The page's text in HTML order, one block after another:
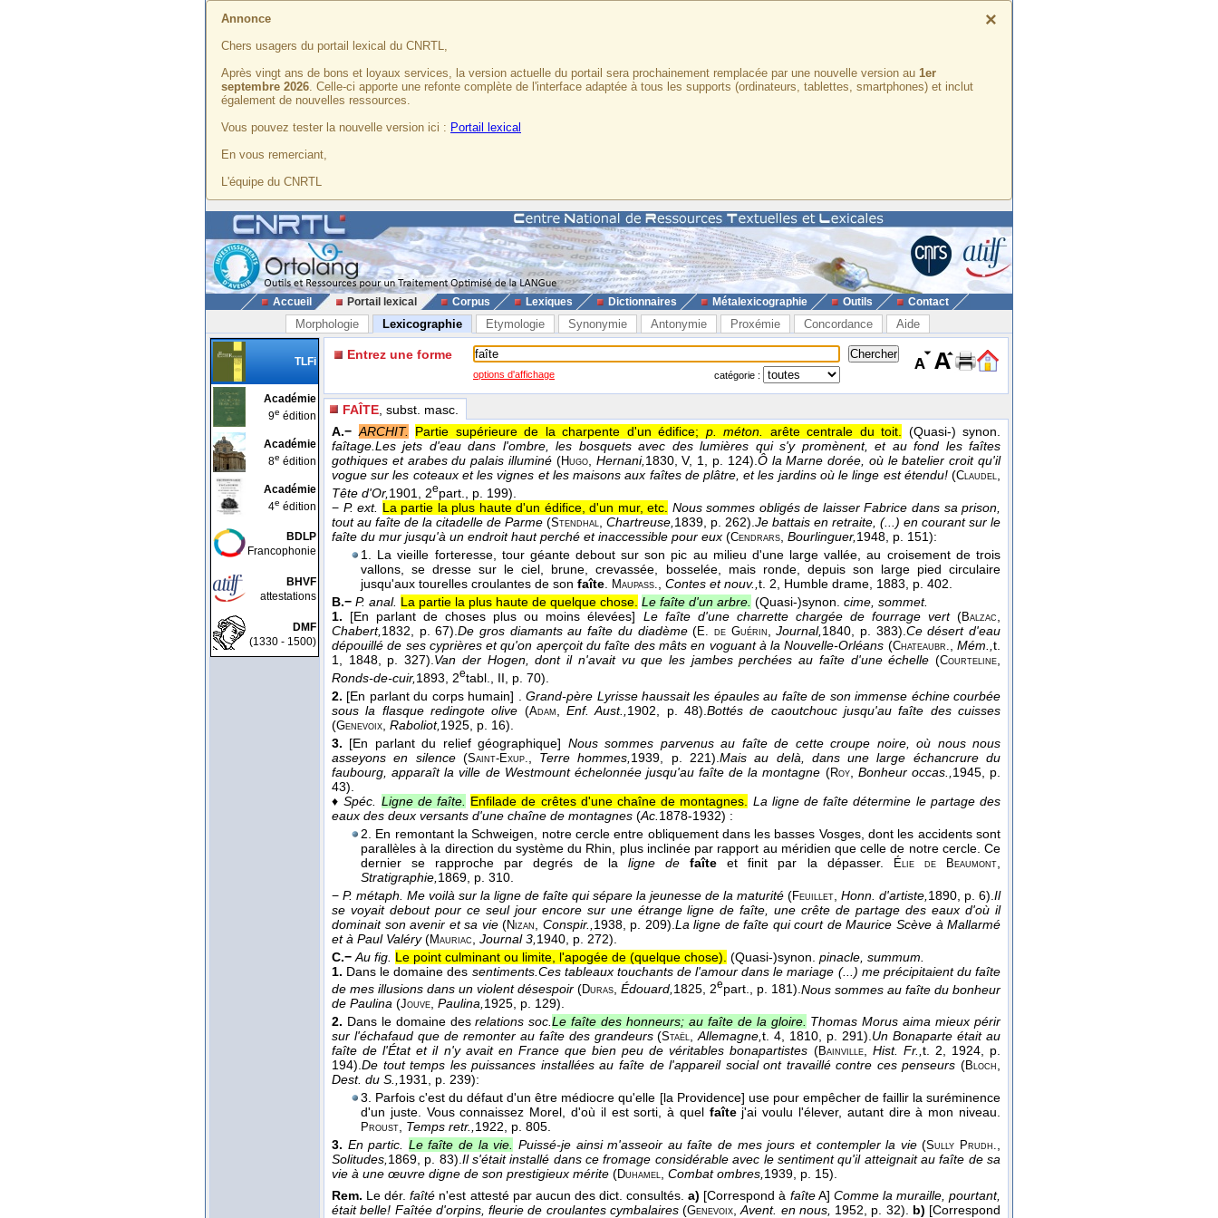
×
Annonce
Chers usagers du portail lexical du CNRTL,
Après vingt ans de bons et loyaux services, la version actuelle du portail sera prochainement remplacée par une nouvelle version au 1er
septembre 2026. Celle-ci apporte une refonte complète de l'interface adaptée à tous les supports (ordinateurs, tablettes, smartphones) et inclut
également de nouvelles ressources.
Vous pouvez tester la nouvelle version ici : Portail lexical
En vous remerciant,
L'équipe du CNRTL
Accueil Portail lexical Corpus Lexiques Dictionnaires Métalexicographie Outils Contact
Morphologie Lexicographie Etymologie Synonymie Antonymie Proxémie Concordance Aide
TLFi
Académie
9e édition
Académie
8e édition
Académie
4e édition
BDLP
Francophonie
BHVF
attestations
DMF
(1330 - 1500)
Entrez une forme
options d'affichage catégorie :
FAÎTE , subst. masc.
A.− ARCHIT. Partie supérieure de la charpente d'un édifice; p. méton. arête centrale du toit. (Quasi-) synon.
faîtage.Les jets d'eau dans l'ombre, les bosquets avec des lumières qui s'y promènent, et au fond les faîtes
gothiques et arabes du palais illuminé(Hugo, Hernani,1830, V, 1, p. 124).Ô la Marne dorée, où le batelier croit qu'il
vogue sur les coteaux et les vignes et les maisons aux faîtes de plâtre, et les jardins où le linge est étendu!(Claudel,
Tête d'Or, 1901 , 2epart., p. 199).
− P. ext. La partie la plus haute d'un édifice, d'un mur, etc. Nous sommes obligés de laisser Fabrice dans sa prison,
tout au faîte de la citadelle de Parme (Stendhal Chartreuse, 1839 , p. 262). Je battais en retraite, (...) en courant sur le
faîte du mur jusqu'à un endroit haut perché et inaccessible pour eux (Cendrars Bourlinguer, 1948 , p. 151):
1. La vieille forteresse, tour géante debout sur son pic au milieu d'une large vallée, au croisement de trois
vallons, se dresse sur le ciel, brune, crevassée, bosselée, mais ronde, depuis son large pied circulaire
jusqu'aux tourelles croulantes de son faîte Maupass. Contes et nouv., t. 2, Humble drame , 1883 , p. 402.
B.− P. anal. La partie la plus haute de quelque chose. Le faîte d'un arbre. (Quasi-)synon. cime, sommet.
1.
[En parlant de choses plus ou moins élevées] Le faîte d'une charrette chargée de fourrage vert(Balzac
Chabert, 1832 , p. 67).De gros diamants au faîte du diadème(E. de Guérin ,Journal, 1840 , p. 383). Ce désert d'eau
dépouillé de ses cyprières et qu'on aperçoit du faîte des mâts en voguant à la Nouvelle-Orléans (Chateaubr. ,Mém.,t.
1
, 1848, p. 327). Van der Hogen, dont il n'avait vu que les jambes perchées au faîte d'une échelle (Courteline
Ronds-de-cuir, 1893 , 2etabl., II, p. 70).
2. [En parlant du corps humain] .Grand-père Lyrisse haussait les épaules au faîte de son immense échine courbée
sous la flasque redingote olive (Adam ,Enf. Aust., 1902 , p. 48).Bottés de caoutchouc jusqu'au faîte des cuisses
(Genevoix Raboliot, 1925 , p. 16).
3. [En parlant du relief géographique] Nous sommes parvenus au faîte de cette croupe noire, où nous nous
asseyons en silence(Saint-Exup. Terre hommes, 1939 , p. 221).Mais au delà, dans une large échancrure du
faubourg, apparaît la ville de Westmount échelonnée jusqu'au faîte de la montagne (Roy, Bonheur occas., 1945, p.
43).
♦Spéc. Ligne de faîte. Enfilade de crêtes d'une chaîne de montagnes.
La ligne de faîte détermine le partage des
eaux des deux versants d'une chaîne de montagnes (Ac. 1878-1932) :
2. En remontant la Schweigen, notre cercle entre obliquement dans les basses Vosges, dont les accidents sont
parallèles à la direction du système du Rhin, plus inclinée par rapport au méridien que celle de notre cercle. Ce
dernier se rapproche par degrés de la ligne defaîte et finit par la dépasser. Élie de Beaumont
Stratigraphie, 1869 , p. 310.
− P. métaph. Me voilà sur la ligne de faîte qui sépare la jeunesse de la maturité (Feuillet Honn. d'artiste, 1890 , p. 6). Il
se voyait debout pour ce seul jour encore sur une étrange ligne de faîte, une crête de partage des eaux d'où il
dominait son avenir et sa vie(Nizan Conspir., 1938, p. 209). La ligne de faîte qui court de Maurice Scève à Mallarmé
et à Paul Valéry(Mauriac Journal 3, 1940 , p. 272).
C.− Au fig. Le point culminant ou limite, l'apogée de (quelque chose). (Quasi-)synon. pinacle, summum.
1. Dans le domaine des sentiments. Ces tableaux touchants de l'amour dans le mariage (...) me précipitaient du faîte
de mes illusions dans un violent désespoir (Duras, Édouard,1825, 2epart., p. 181).Nous sommes au faîte du bonheur
de Paulina (Jouve, Paulina,1925, p. 129).
2. Dans le domaine desrelations soc.Le faîte des honneurs; au faîte de la gloire. Thomas Morus aima mieux périr
sur l'échafaud que de remonter au faîte des grandeurs(Staël,Allemagne,t. 4, 1810, p. 291).Un Bonaparte était au
faîte de l'État et il n'y avait en France que bien peu de véritables bonapartistes (Bainville, Hist. Fr.,t. 2, 1924, p.
194).De tout temps les puissances installées au faîte de l'appareil social ont travaillé contre ces penseurs (Bloch,
Dest. du S.,1931, p. 239):
3. Parfois c'est du défaut d'un être médiocre qu'elle [la Providence] use pour empêcher de faillir la suréminence
d'un juste. Vous connaissez Morel, d'où il est sorti, à quel faîtej'ai voulu l'élever, autant dire à mon niveau.
Proust, Temps retr.,1922, p. 805.
3. En partic. Le faîte de la vie. Puissé-je ainsi m'asseoir au faîte de mes jours et contempler la vie(Sully Prudh.,
Solitudes,1869, p. 83).Il s'était installé dans ce fromage considérable avec le sentiment qu'il atteignait au faîte de sa
vie à une œuvre digne de son prestigieux mérite (Duhamel, Combat ombres,1939, p. 15).
Rem. Le dér.faîté n'est attesté par aucun des dict. consultés.a) [Correspond à faîteA] Comme la muraille, pourtant,
était belle! Faîtée d'orpins, fleurie de croulantes cymbalaires(Genevoix,Avent. en nous, 1952, p. 32). b) [Correspond